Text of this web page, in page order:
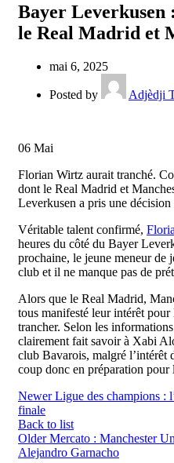
Bayer
le Real Madrid et
mai 6, 2025
Posted by Adjèdji
06 Mai
Florian Wirtz aurait tranché.
dont le Real Madrid et
Leverkusen a pris une décision
Véritable talent confirmé,
heures du côté du Bayer
prochaine, le jeune meneur de
club et il ne manque pas de
Alors que le Real Madrid,
tous manifesté leur intérêt
trancher. Selon les
clairement fait savoir à Xabi
club Bavarois, malgré l’intérêt
coup donc en préparation pour
Newer Ligue des champions :
finale
Back to list
Older Mercato : Manchester
Alejandro Garnacho